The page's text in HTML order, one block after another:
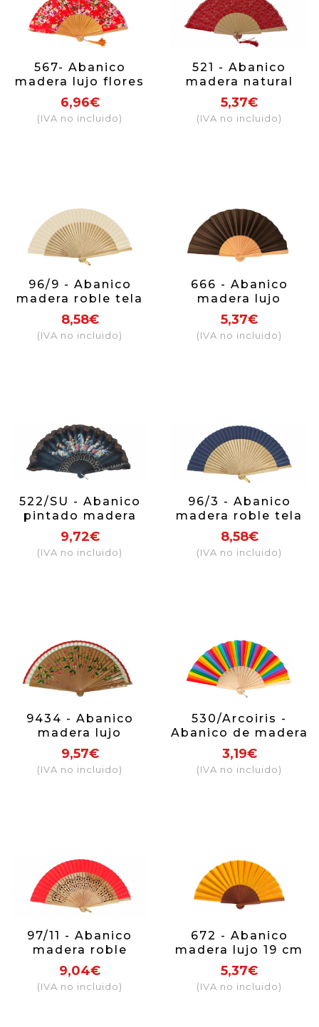
567- Abanico
madera lujo flores
(colores surtidos)
6,96€
(IVA no incluido)
521 - Abanico
madera natural
encaje (colores
surtidos)
5,37€
(IVA no incluido)
96/9 - Abanico
madera roble tela
beige
8,58€
(IVA no incluido)
666 - Abanico
madera lujo
caballero (colores
surtidos)
5,37€
(IVA no incluido)
522/SU - Abanico
pintado madera
flores puntilla
(colores surtidos)
9,72€
(IVA no incluido)
96/3 - Abanico
madera roble tela
azul marino
8,58€
(IVA no incluido)
9434 - Abanico
madera lujo
(colores surtidos)
9,57€
(IVA no incluido)
530/Arcoiris -
Abanico de madera
arcoiris
3,19€
(IVA no incluido)
97/11 - Abanico
madera roble
calado tela roja
9,04€
(IVA no incluido)
672 - Abanico
madera lujo 19 cm
(colores surtidos)
5,37€
(IVA no incluido)